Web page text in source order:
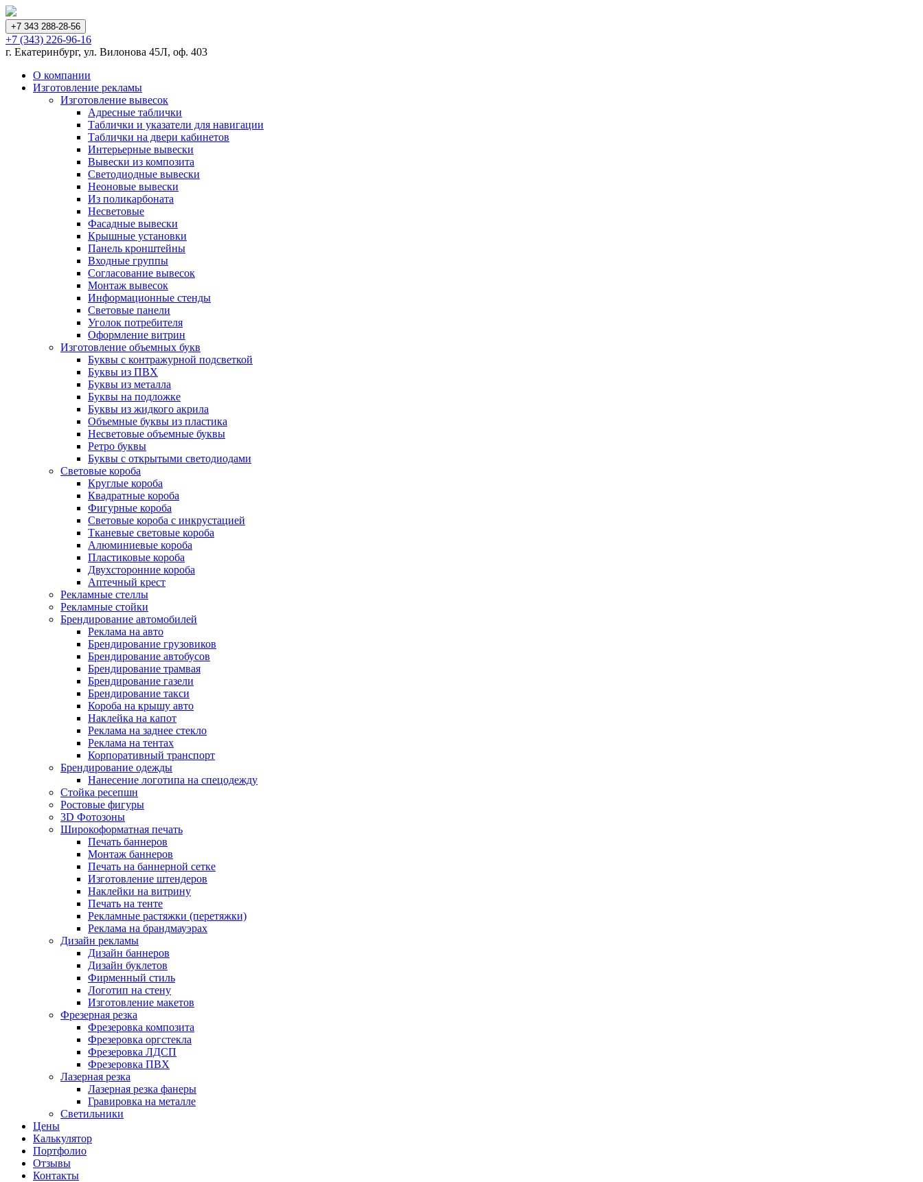
+7 343 288-28-56
+7 (343) 226-96-16
г. Екатеринбург, ул. Вилонова 45Л, оф. 403
О компании
Изготовление рекламы
Изготовление вывесок
Адресные таблички
Таблички и указатели для навигации
Таблички на двери кабинетов
Интерьерные вывески
Вывески из композита
Светодиодные вывески
Неоновые вывески
Из поликарбоната
Несветовые
Фасадные вывески
Крышные установки
Панель кронштейны
Входные группы
Согласование вывесок
Монтаж вывесок
Информационные стенды
Световые панели
Уголок потребителя
Оформление витрин
Изготовление объемных букв
Буквы с контражурной подсветкой
Буквы из ПВХ
Буквы из металла
Буквы на подложке
Буквы из жидкого акрила
Объемные буквы из пластика
Несветовые объемные буквы
Ретро буквы
Буквы с открытыми светодиодами
Световые короба
Круглые короба
Квадратные короба
Фигурные короба
Световые короба с инкрустацией
Тканевые световые короба
Алюминиевые короба
Пластиковые короба
Двухсторонние короба
Аптечный крест
Рекламные стеллы
Рекламные стойки
Брендирование автомобилей
Реклама на авто
Брендирование грузовиков
Брендирование автобусов
Брендирование трамвая
Брендирование газели
Брендирование такси
Короба на крышу авто
Наклейка на капот
Реклама на заднее стекло
Реклама на тентах
Корпоративный транспорт
Брендирование одежды
Нанесение логотипа на спецодежду
Стойка ресепшн
Ростовые фигуры
3D Фотозоны
Широкоформатная печать
Печать баннеров
Монтаж баннеров
Печать на баннерной сетке
Изготовление штендеров
Наклейки на витрину
Печать на тенте
Рекламные растяжки (перетяжки)
Реклама на брандмауэрах
Дизайн рекламы
Дизайн баннеров
Дизайн буклетов
Фирменный стиль
Логотип на стену
Изготовление макетов
Фрезерная резка
Фрезеровка композита
Фрезеровка оргстекла
Фрезеровка ЛДСП
Фрезеровка ПВХ
Лазерная резка
Лазерная резка фанеры
Гравировка на металле
Светильники
Цены
Калькулятор
Портфолио
Отзывы
Контакты